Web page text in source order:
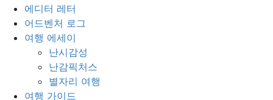
에디터 레터
어드벤처 로그
여행 에세이
난시감성
난감픽처스
별자리 여행
여행 가이드